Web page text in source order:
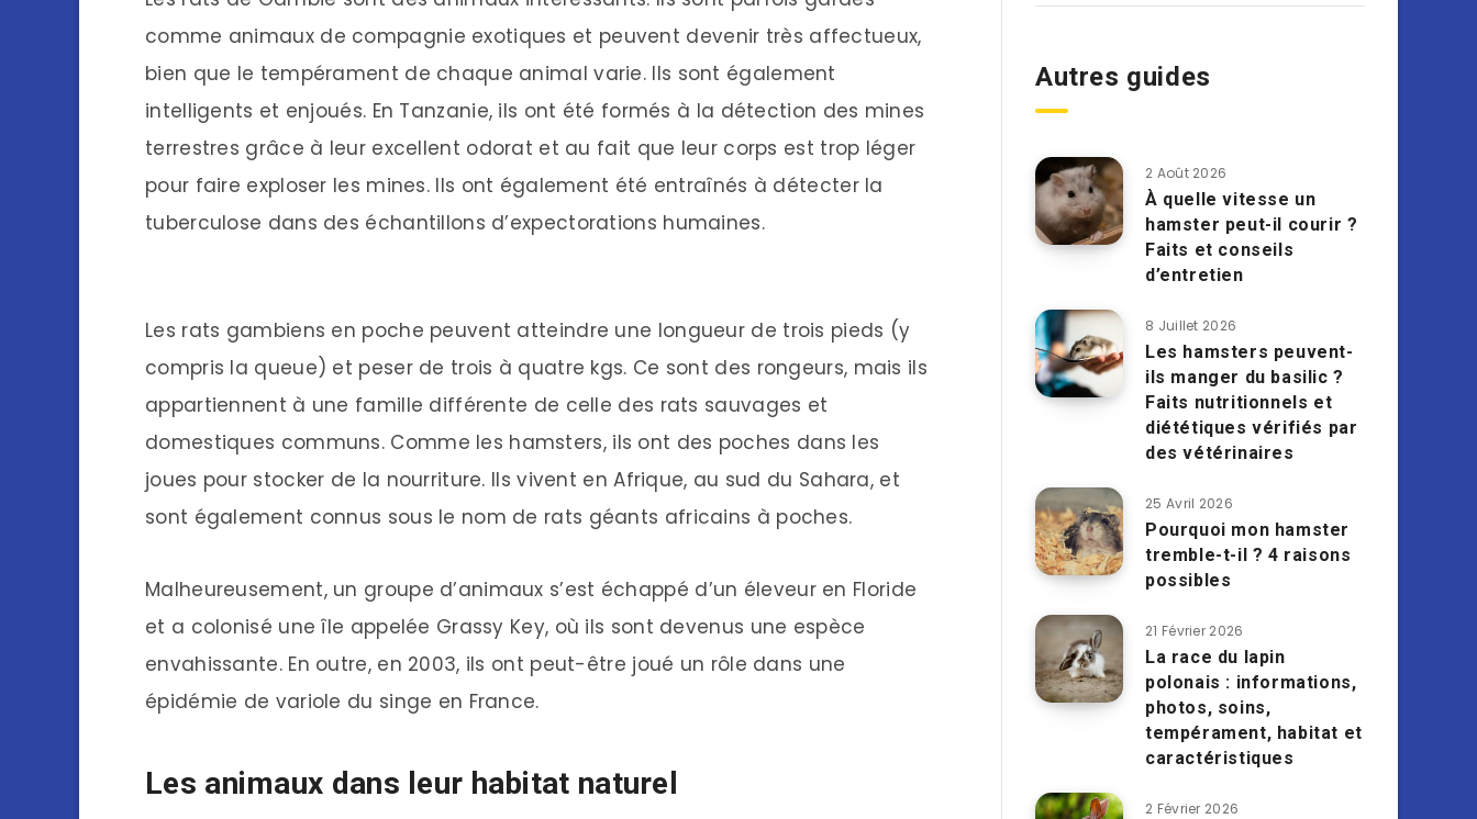
comme animaux de compagnie exotiques et peuvent devenir très affectueux,
bien que le tempérament de chaque animal varie. Ils sont également
intelligents et enjoués. En Tanzanie, ils ont été formés à la détection des mines
terrestres grâce à leur excellent odorat et au fait que leur corps est trop léger
pour faire exploser les mines. Ils ont également été entraînés à détecter la
tuberculose dans des échantillons d’expectorations humaines.
Les rats gambiens en poche peuvent atteindre une longueur de trois pieds (y
compris la queue) et peser de trois à quatre kgs. Ce sont des rongeurs, mais ils
appartiennent à une famille différente de celle des rats sauvages et
domestiques communs. Comme les hamsters, ils ont des poches dans les
joues pour stocker de la nourriture. Ils vivent en Afrique, au sud du Sahara, et
sont également connus sous le nom de rats géants africains à poches.
Malheureusement, un groupe d’animaux s’est échappé d’un éleveur en Floride
et a colonisé une île appelée Grassy Key, où ils sont devenus une espèce
envahissante. En outre, en 2003, ils ont peut-être joué un rôle dans une
épidémie de variole du singe en France.
Les animaux dans leur habitat naturel
Autres guides
2 Août 2026
À quelle vitesse un
hamster peut-il courir ?
Faits et conseils
d’entretien
8 Juillet 2026
Les hamsters peuvent-
ils manger du basilic ?
Faits nutritionnels et
diététiques vérifiés par
des vétérinaires
25 Avril 2026
Pourquoi mon hamster
tremble-t-il ? 4 raisons
possibles
21 Février 2026
La race du lapin
polonais : informations,
photos, soins,
tempérament, habitat et
caractéristiques
2 Février 2026